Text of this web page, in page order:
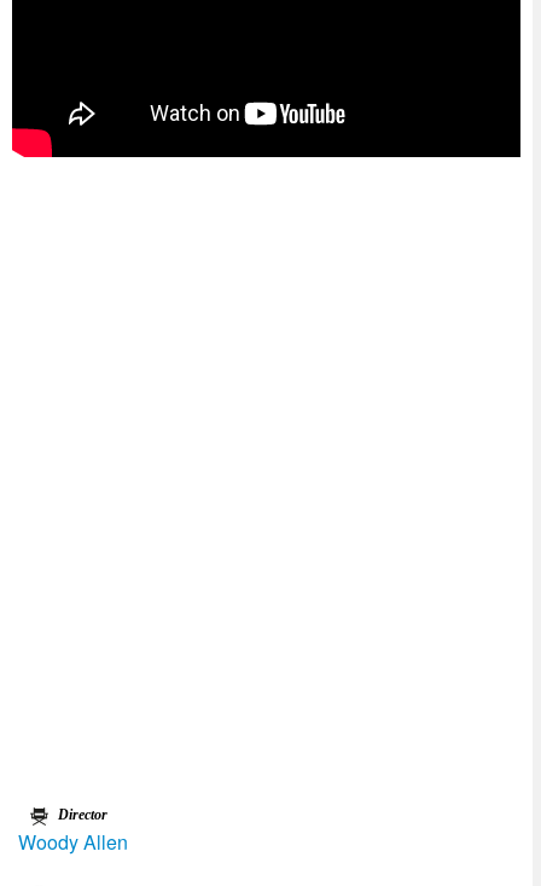
Director
Woody Allen